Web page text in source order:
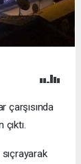
çarşısında